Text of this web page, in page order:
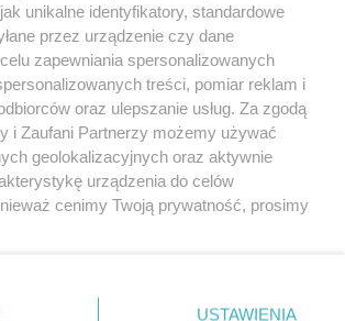
na 3 dni
© 2022 Kurier Szczeciński sp. z o.o.
unikalne identyfikatory, standardowe
przez urządzenie czy dane
zapewniania spersonalizowanych
treści, pomiar reklam i
oraz ulepszanie usług. Za zgodą
i Zaufani Partnerzy możemy używać
geolokalizacyjnych oraz aktywnie
urządzenia do celów
cenimy Twoją prywatność, prosimy
się w lewym dolnym rogu strony
USTAWIENIA